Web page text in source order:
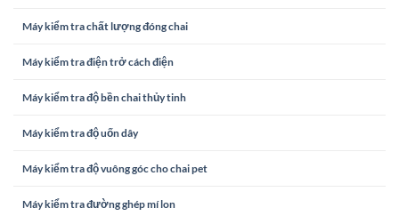
Máy kiểm tra chất lượng đóng chai
Máy kiểm tra điện trở cách điện
Máy kiểm tra độ bền chai thủy tinh
Máy kiểm tra độ uốn dây
Máy kiểm tra độ vuông góc cho chai pet
Máy kiểm tra đường ghép mí lon